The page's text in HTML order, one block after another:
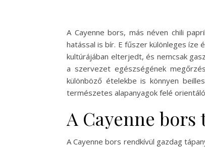
A Cayenne bors, más néven chili
hatással is bír. E fűszer különleges íze
kultúrájában elterjedt, és nemcsak
a szervezet egészségének
különböző ételekbe is könnyen
természetes alapanyagok felé
A Cayenne
A Cayenne bors rendkívül gazdag